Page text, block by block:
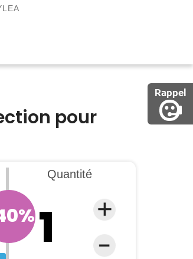
Rappel
pour
Quantité